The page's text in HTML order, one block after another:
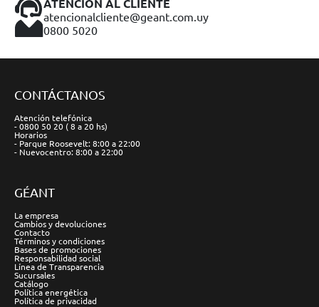
atencionalcliente@geant.com.uy
0800 5020
CONTÁCTANOS
Atención telefónica
- 0800 50 20 ( 8 a 20 hs)
Horarios
- Parque Roosevelt: 8:00 a 22:00
- Nuevocentro: 8:00 a 22:00
GÉANT
La empresa
Cambios y devoluciones
Contacto
Términos y condiciones
Bases de promociones
Responsabilidad social
Línea de Transparencia
Sucursales
Catálogo
Política energética
Política de privacidad